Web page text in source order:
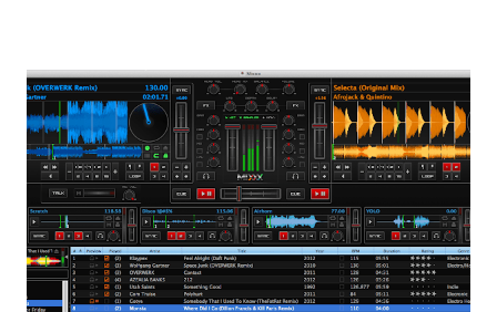
de software. Para saber todas as novidades clique aqui .
Para instalar no Ubuntu, Linux Mint e derivados, execute: $
sudo apt install ardour